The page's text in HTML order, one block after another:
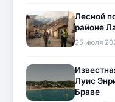
Лесной
районе
25 июля
Луис
Браве